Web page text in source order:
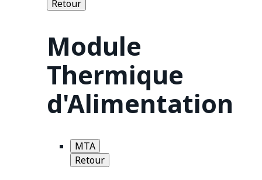
Retour
Module
Thermique
d'Alimentation
MTA
Retour